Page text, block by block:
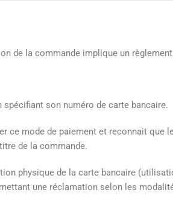
de la commande implique un
son numéro de carte bancaire.
ce mode de paiement et reconnait que
de la commande.
physique de la carte bancaire
une réclamation selon les